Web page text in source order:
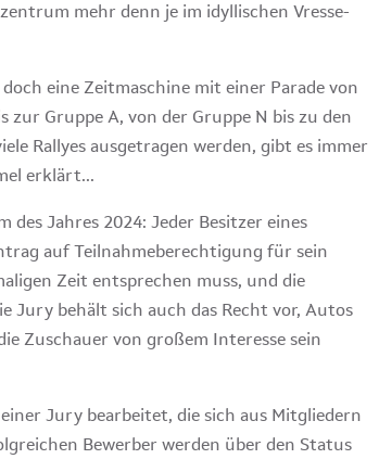
mehr denn je im idyllischen Vresse-
eine Zeitmaschine mit einer Parade von
zur Gruppe A, von der Gruppe N bis zu den
Rallyes ausgetragen werden, gibt es immer
erklärt...
des Jahres 2024: Jeder Besitzer eines
auf Teilnahmeberechtigung für sein
Zeit entsprechen muss, und die
Jury behält sich auch das Recht vor, Autos
Zuschauer von großem Interesse sein
Jury bearbeitet, die sich aus Mitgliedern
Bewerber werden über den Status